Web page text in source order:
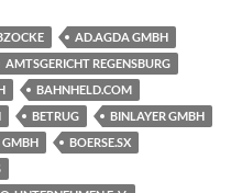
AD.AGDA GMBH
AMTSGERICHT REGENSBURG
BAHNHELD.COM
BETRUG
BINLAYER GMBH
GMBH
BOERSE.SX